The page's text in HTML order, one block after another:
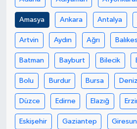
Amasya Ankara Antalya
Artvin Aydın Ağrı
Batman Bayburt Bilecik
Bolu Burdur Bursa
Düzce Edirne Elazığ
Eskişehir Gaziantep Giresun
GENEL
GÜNDEM
Güvenlik
HABERDE İNSAN
İNSAN